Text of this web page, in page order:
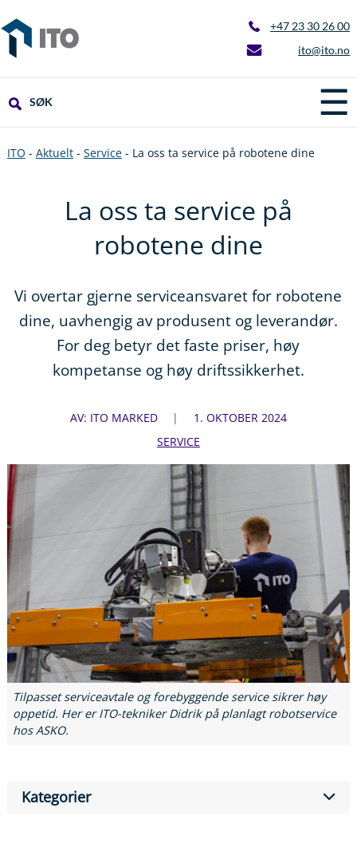
+47 23 30 26 00
ito@ito.no
☰
SØK
ITO - Aktuelt- Service- La oss ta service på robotene dine
La oss ta service på
robotene dine
Vi overtar gjerne serviceansvaret for robotene
dine, uavhengig av produsent og leverandør.
For deg betyr det faste priser, høy
kompetanse og høy driftssikkerhet.
AV: ITO MARKED
1. OKTOBER 2024
SERVICE
Tilpasset serviceavtale og forebyggende service sikrer høy
oppetid. Her er ITO-tekniker Didrik på planlagt robotservice
hos ASKO.
Kategorier